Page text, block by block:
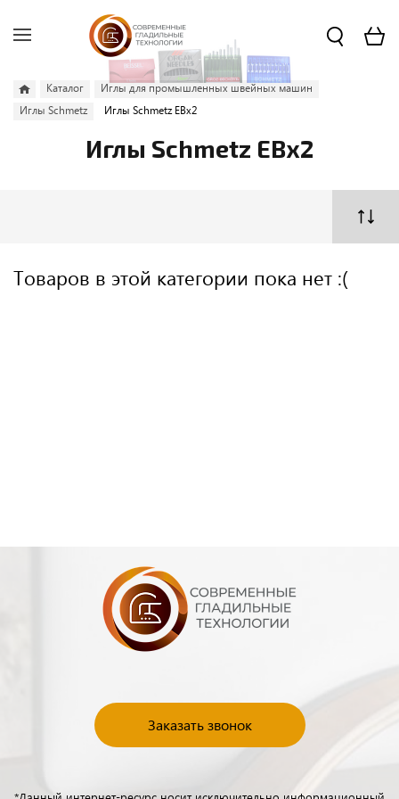
Каталог
Иглы для промышленных швейных машин
Иглы Schmetz
Иглы Schmetz EBx2
Иглы Schmetz EBx2
Товаров в этой категории пока нет :(
Заказать звонок